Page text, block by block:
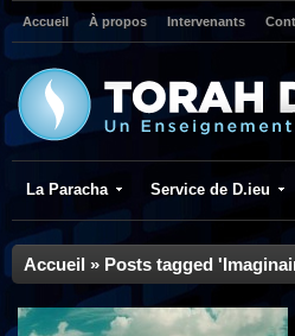
Accueil À propos Intervenants
La Paracha Service de D.ieu
Accueil » Posts tagged